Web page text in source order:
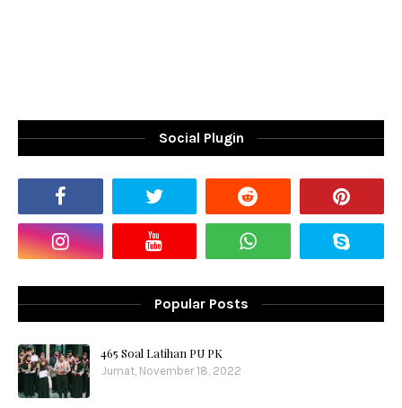
Social Plugin
Popular Posts
465 Soal Latihan PU PK
Jumat, November 18, 2022